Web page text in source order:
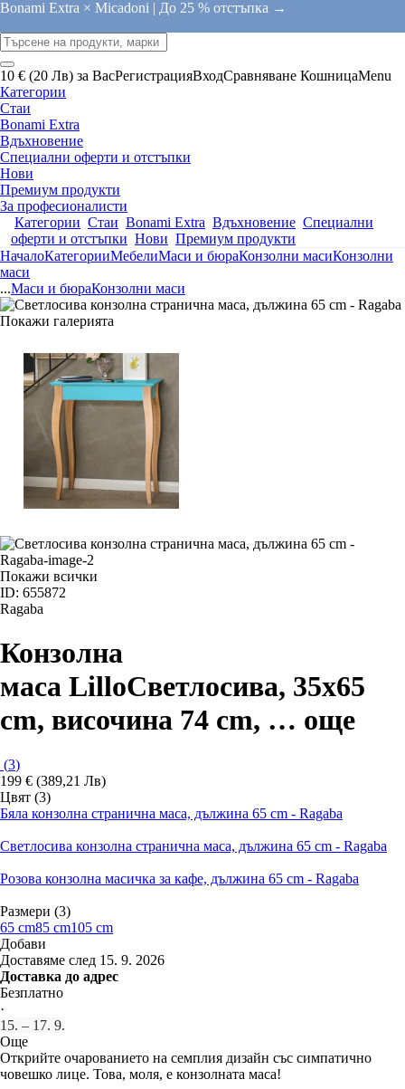
Bonami Extra × Micadoni | До 25 % отстъпка →
10 € (20 Лв) за ВасРегистрацияВходСравняване КошницаMenu
Категории
Стаи
Bonami Extra
Вдъхновение
Специални оферти и отстъпки
Нови
Премиум продукти
За професионалисти
Категории Стаи Bonami Extra Вдъхновение Специални
оферти и отстъпки Нови Премиум продукти
НачалоКатегорииМебелиМаси и бюраКонзолни масиКонзолни
маси
...Маси и бюраКонзолни маси
Покажи галерията
Покажи всички
ID: 655872
Ragaba
Конзолна
маса LilloСветлосива, 35x65
cm, височина 74 cm, … още
(3)
199 € (389,21 Лв)
Цвят (3)
Бяла конзолна странична маса, дължина 65 cm - Ragaba
Светлосива конзолна странична маса, дължина 65 cm - Ragaba
Розова конзолна масичка за кафе, дължина 65 cm - Ragaba
Размери (3)
65 cm85 cm105 cm
Добави
Доставяме след 15. 9. 2026
Доставка до адрес
Безплатно
·
15. – 17. 9.
Още
Открийте очарованието на семплия дизайн със симпатично
човешко лице. Това, моля, е конзолната маса!